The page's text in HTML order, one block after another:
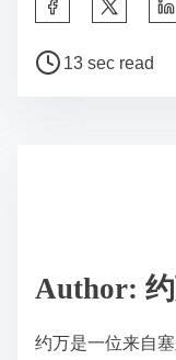
a
p
s
P
t
i
13 sec read
Author:
约万是一位来自